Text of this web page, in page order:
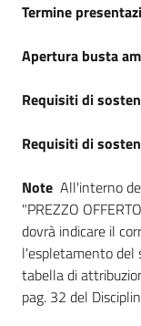
Termine
Apertura busta
Requisiti di
Requisiti di
Note All'interno
"PREZZO
dovrà indicare il
l'espletamento del
tabella di
pag. 32 del